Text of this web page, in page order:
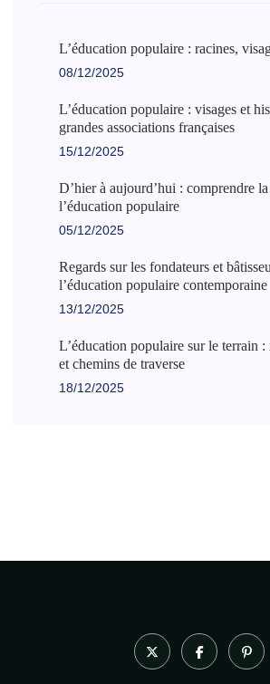
L’éducation populaire : racines,
08/12/2025
L’éducation populaire : visages et
grandes associations françaises
15/12/2025
D’hier à aujourd’hui : comprendre
l’éducation populaire
05/12/2025
Regards sur les fondateurs et
l’éducation populaire contemporaine
13/12/2025
L’éducation populaire sur le terrain
et chemins de traverse
18/12/2025